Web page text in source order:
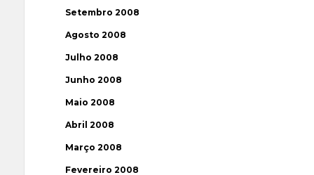
Setembro 2008
Agosto 2008
Julho 2008
Junho 2008
Maio 2008
Abril 2008
Março 2008
Fevereiro 2008